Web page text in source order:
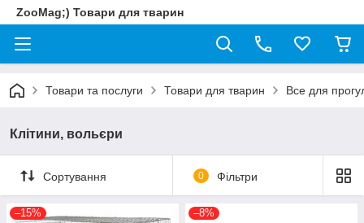
ZooMag;) Товари для тварин
Товари та послуги Товари для тварин Все для
Клітини, вольєри
Сортування 0 Фільтри
–15% –8%